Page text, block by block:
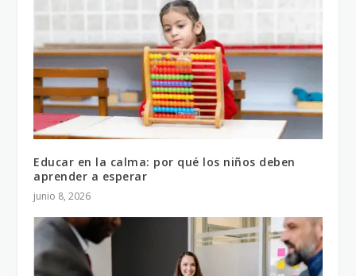
Educar en la calma: por qué los niños deben
aprender a esperar
junio 8, 2026